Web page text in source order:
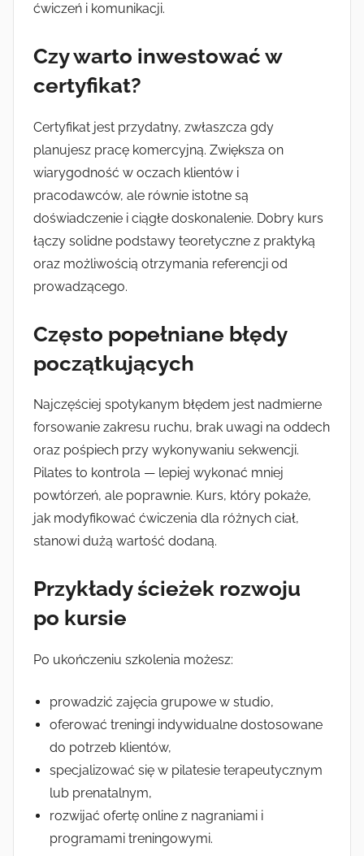
ćwiczeń i komunikacji.
Czy warto inwestować w
certyfikat?
Certyfikat jest przydatny, zwłaszcza gdy
planujesz pracę komercyjną. Zwiększa on
wiarygodność w oczach klientów i
pracodawców, ale równie istotne są
doświadczenie i ciągłe doskonalenie. Dobry kurs
łączy solidne podstawy teoretyczne z praktyką
oraz możliwością otrzymania referencji od
prowadzącego.
Często popełniane błędy
początkujących
Najczęściej spotykanym błędem jest nadmierne
forsowanie zakresu ruchu, brak uwagi na oddech
oraz pośpiech przy wykonywaniu sekwencji.
Pilates to kontrola — lepiej wykonać mniej
powtórzeń, ale poprawnie. Kurs, który pokaże,
jak modyfikować ćwiczenia dla różnych ciał,
stanowi dużą wartość dodaną.
Przykłady ścieżek rozwoju
po kursie
Po ukończeniu szkolenia możesz:
prowadzić zajęcia grupowe w studio,
oferować treningi indywidualne dostosowane
do potrzeb klientów,
specjalizować się w pilatesie terapeutycznym
lub prenatalnym,
rozwijać ofertę online z nagraniami i
programami treningowymi.